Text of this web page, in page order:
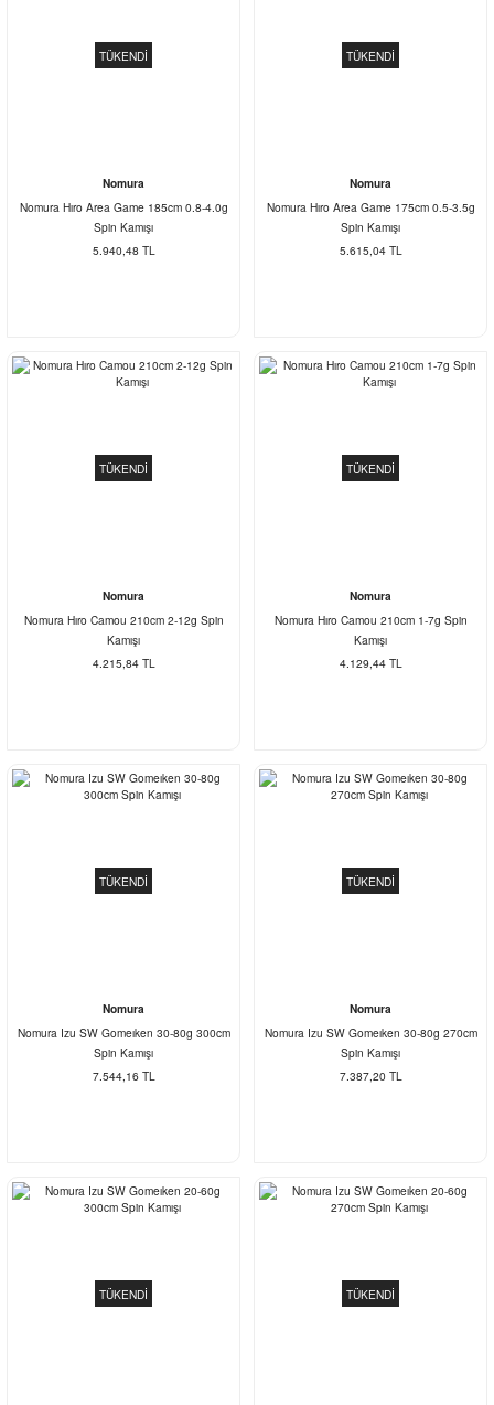
TÜKENDİ
Nomura
Nomura Hıro Area Game 185cm 0.8-4.0g
Spin Kamışı
5.940,48 TL
TÜKENDİ
Nomura
Nomura Hıro Area Game 175cm 0.5-3.5g
Spin Kamışı
5.615,04 TL
TÜKENDİ
Nomura
Nomura Hıro Camou 210cm 2-12g Spin
Kamışı
4.215,84 TL
TÜKENDİ
Nomura
Nomura Hıro Camou 210cm 1-7g Spin
Kamışı
4.129,44 TL
TÜKENDİ
Nomura
Nomura Izu SW Gomeıken 30-80g 300cm
Spin Kamışı
7.544,16 TL
TÜKENDİ
Nomura
Nomura Izu SW Gomeıken 30-80g 270cm
Spin Kamışı
7.387,20 TL
TÜKENDİ TÜKENDİ